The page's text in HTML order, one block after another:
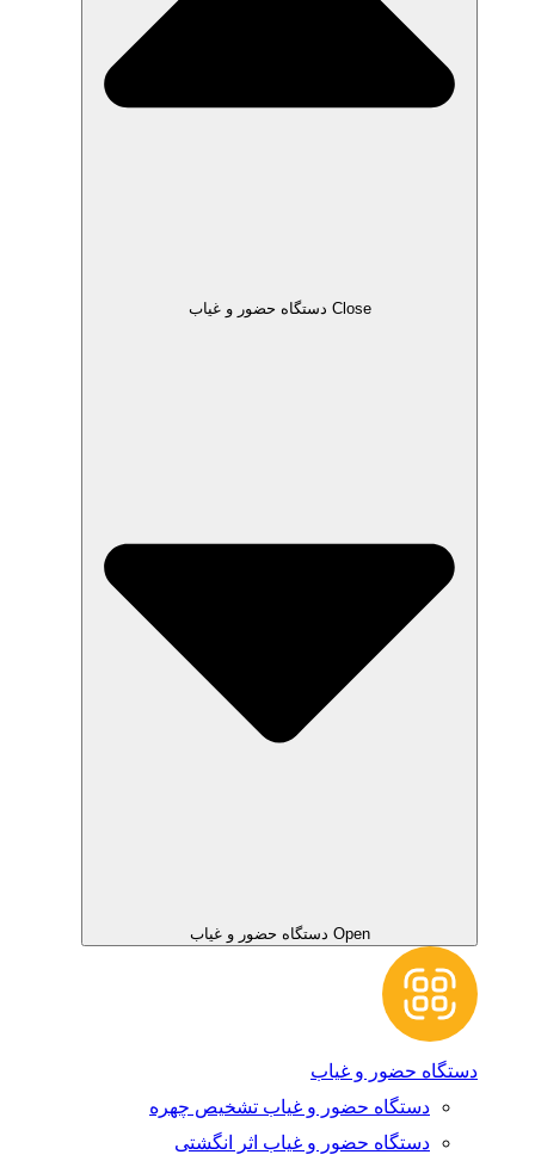
Close دستگاه حضور و غیاب
Open دستگاه حضور و غیاب
دستگاه حضور و غیاب
دستگاه حضور و غیاب تشخیص چهره
دستگاه حضور و غیاب اثر انگشتی